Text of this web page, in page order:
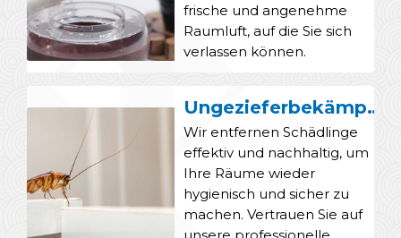
frische und angenehme
Raumluft, auf die Sie sich
verlassen können.
Ungezieferbekämpfung
Wir entfernen Schädlinge
effektiv und nachhaltig, um
Ihre Räume wieder
hygienisch und sicher zu
machen. Vertrauen Sie auf
unsere professionelle